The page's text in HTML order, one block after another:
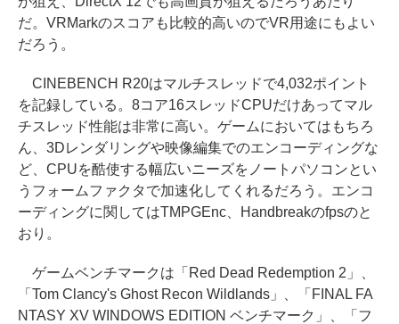
だ。VRMarkのスコアも比較的高いのでVR用途にもよい
だろう。
CINEBENCH R20はマルチスレッドで4,032ポイント
を記録している。8コア16スレッドCPUだけあってマル
チスレッド性能は非常に高い。ゲームにおいてはもちろ
ん、3Dレンダリングや映像編集でのエンコーディングな
ど、CPUを酷使する幅広いニーズをノートパソコンとい
うフォームファクタで加速化してくれるだろう。エンコ
ーディングに関してはTMPGEnc、Handbreakのfpsのと
おり。
ゲームベンチマークは「Red Dead Redemption 2」、
「Tom Clancy's Ghost Recon Wildlands」、「FINAL FA
NTASY XV WINDOWS EDITION ベンチマーク」、「フ